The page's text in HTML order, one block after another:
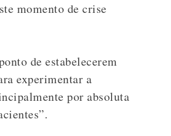
momento de crise
de estabelecerem
experimentar a
por absoluta